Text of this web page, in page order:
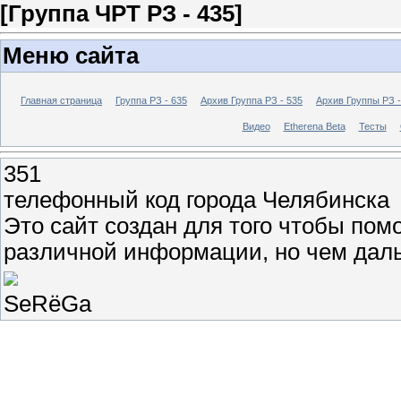
[Группа ЧРТ РЗ - 435]
Меню сайта
Главная страница Группа РЗ - 635 Архив Группа РЗ - 535 Архив Группы РЗ
Видео Etherena Beta Тесты
351
телефонный код города Челябинска
Это сайт создан для того чтобы
различной информации, но чем
SeRёGa